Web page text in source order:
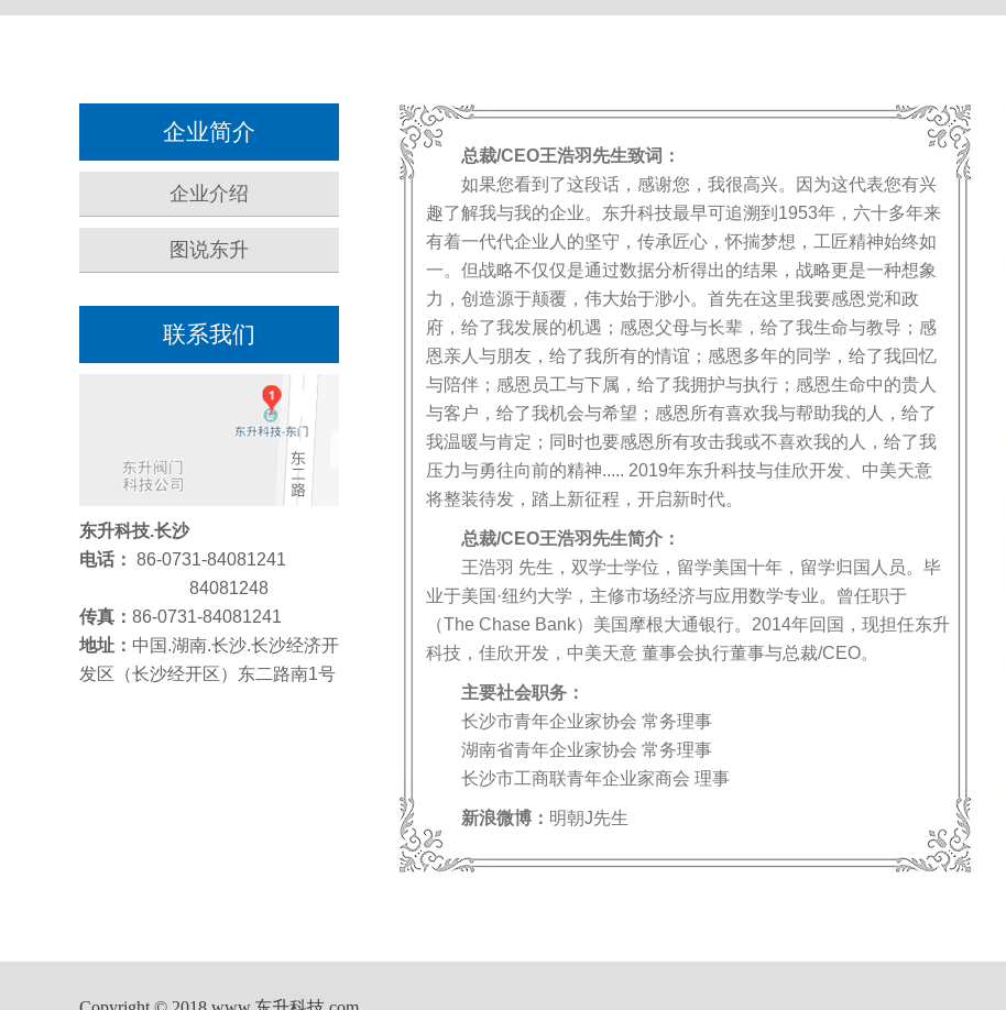
企业简介
企业介绍
图说东升
联系我们
东升科技.长沙
电话： 86-0731-84081241
84081248
传真： 86-0731-84081241
地址： 中国.湖南.长沙.长沙经济开
发区（长沙经开区）东二路南1号
总裁/CEO王浩羽先生致词：
如果您看到了这段话，感谢您，我很高兴。因为这代表您有兴
趣了解我与我的企业。东升科技最早可追溯到1953年，六十多年来
有着一代代企业人的坚守，传承匠心，怀揣梦想，工匠精神始终如
一。但战略不仅仅是通过数据分析得出的结果，战略更是一种想象
力，创造源于颠覆，伟大始于渺小。首先在这里我要感恩党和政
府，给了我发展的机遇；感恩父母与长辈，给了我生命与教导；感
恩亲人与朋友，给了我所有的情谊；感恩多年的同学，给了我回忆
与陪伴；感恩员工与下属，给了我拥护与执行；感恩生命中的贵人
与客户，给了我机会与希望；感恩所有喜欢我与帮助我的人，给了
我温暖与肯定；同时也要感恩所有攻击我或不喜欢我的人，给了我
压力与勇往向前的精神..... 2019年东升科技与佳欣开发、中美天意
将整装待发，踏上新征程，开启新时代。
总裁/CEO王浩羽先生简介：
王浩羽 先生，双学士学位，留学美国十年，留学归国人员。毕
业于美国·纽约大学，主修市场经济与应用数学专业。曾任职于
（The Chase Bank）美国摩根大通银行。2014年回国，现担任东升
科技，佳欣开发，中美天意 董事会执行董事与总裁/CEO。
主要社会职务：
长沙市青年企业家协会 常务理事
湖南省青年企业家协会 常务理事
长沙市工商联青年企业家商会 理事
新浪微博： 明朝J先生